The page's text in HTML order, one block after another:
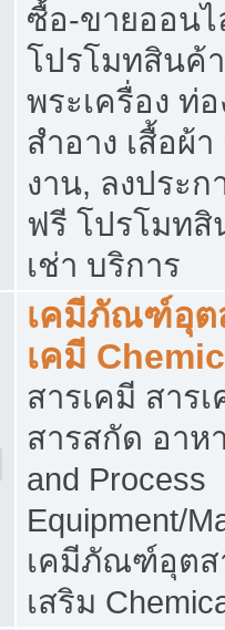
ซื้อ-ขายออน
โปรโมทสินค้
พระเครื่อง ท่อ
สำอาง เสื้อผ้
งาน, ลงประ
ฟรี โปรโมท
เช่า บริการ
เคมีภัณฑ์อุต
เคมี
สารเคมี สาร
สารสกัด อาห
and Process
Equipment/
เคมีภัณฑ์อุตส
เสริม